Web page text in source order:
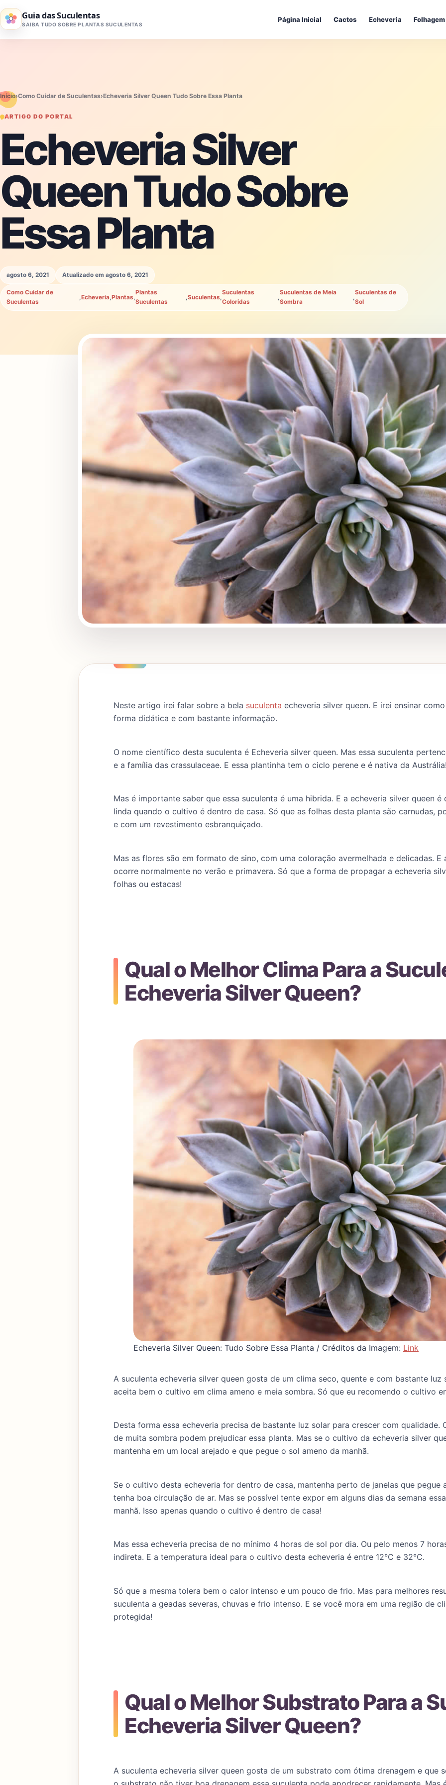
Pular para o conteúdo
Guia das Suculentas
SAIBA TUDO SOBRE PLANTAS SUCULENTAS
Página Inicial Cactos Echeveria Folhagem
Início›Como Cuidar de Suculentas›Echeveria Silver Queen Tudo Sobre Essa Planta
ARTIGO DO PORTAL
Echeveria Silver
Queen Tudo Sobre
Essa Planta
agosto 6, 2021 Atualizado em agosto 6, 2021
Como Cuidar de
Suculentas
,Echeveria,Plantas,
Plantas
Suculentas
,Suculentas,
Suculentas
Coloridas
,
Suculentas de Meia
Sombra
,
Suculentas de
Sol
Neste artigo irei falar sobre a bela suculenta echeveria silver queen. E irei ensinar
forma didática e com bastante informação.
O nome científico desta suculenta é Echeveria silver queen. Mas essa suculenta
e a família das crassulaceae. E essa plantinha tem o ciclo perene e é nativa da
Mas é importante saber que essa suculenta é uma hibrida. E a echeveria silver queen
linda quando o cultivo é dentro de casa. Só que as folhas desta planta são carnudas,
e com um revestimento esbranquiçado.
Mas as flores são em formato de sino, com uma coloração avermelhada e delicadas.
ocorre normalmente no verão e primavera. Só que a forma de propagar a echeveria
folhas ou estacas!
Qual o Melhor Clima Para a
Echeveria Silver Queen?
Echeveria Silver Queen: Tudo Sobre Essa Planta / Créditos da Imagem: Link
A suculenta echeveria silver queen gosta de um clima seco, quente e com bastante luz
aceita bem o cultivo em clima ameno e meia sombra. Só que eu recomendo o cultivo
Desta forma essa echeveria precisa de bastante luz solar para crescer com qualidade.
de muita sombra podem prejudicar essa planta. Mas se o cultivo da echeveria silver
mantenha em um local arejado e que pegue o sol ameno da manhã.
Se o cultivo desta echeveria for dentro de casa, mantenha perto de janelas que pegue
tenha boa circulação de ar. Mas se possível tente expor em alguns dias da semana
manhã. Isso apenas quando o cultivo é dentro de casa!
Mas essa echeveria precisa de no mínimo 4 horas de sol por dia. Ou pelo menos 7
indireta. E a temperatura ideal para o cultivo desta echeveria é entre 12°C e 32°C.
Só que a mesma tolera bem o calor intenso e um pouco de frio. Mas para melhores
suculenta a geadas severas, chuvas e frio intenso. E se você mora em uma região de
protegida!
Qual o Melhor Substrato Para a
Echeveria Silver Queen?
A suculenta echeveria silver queen gosta de um substrato com ótima drenagem e que